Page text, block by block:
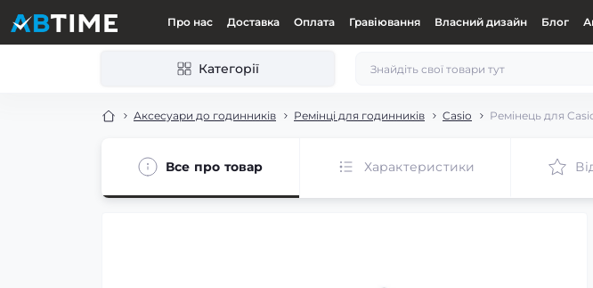
Про нас Доставка Оплата Гравіювання Власний дизайн Блог
Категорії
Аксесуари до годинників Ремінці для годинників Casio Ремінець для
Все про товар Характеристики